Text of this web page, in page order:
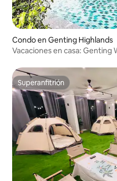
Condo en Genting Highlands
Vacaciones en casa: Genting
Superanfitrión
Superanfitrión